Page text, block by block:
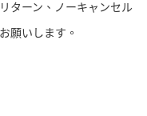
ターン、ノーキャンセル
願いします。